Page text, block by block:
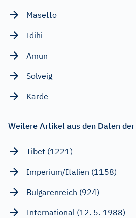
Masetto
Idihi
Amun
Solveig
Karde
Weitere Artikel aus den Daten
Tibet (1221)
Imperium/Italien (1158)
Bulgarenreich (924)
International (12. 5. 1988)